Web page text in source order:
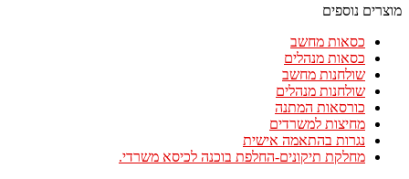
מוצרים נוספים
כסאות מחשב
כסאות מנהלים
שולחנות מחשב
שולחנות מנהלים
כורסאות המתנה
מחיצות למשרדים
נגרות בהתאמה אישית
מחלקת תיקונים-החלפת בוכנה לכיסא משרדי.